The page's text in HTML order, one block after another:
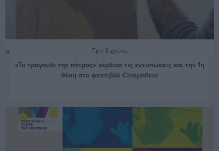
Πριν 8 χρόνια
«Το τραγούδι της πέτρας» κέρδισε τις εντυπώσεις και την 1η
θέση στο φεστιβάλ Cineμάθεια